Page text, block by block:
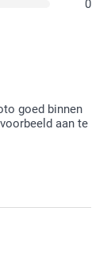
0
goed binnen
aan te
blij bent met